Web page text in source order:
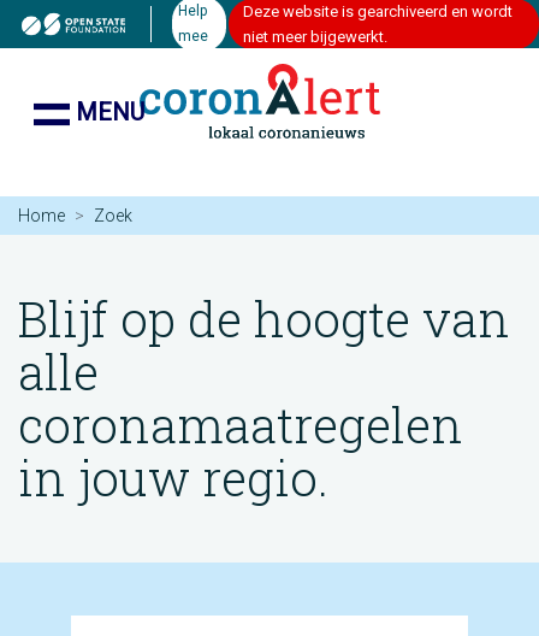
Help
mee
Deze website is gearchiveerd en wordt
niet meer bijgewerkt.
MENU
Home Zoek
Blijf op de hoogte van
alle
coronamaatregelen
in jouw regio.